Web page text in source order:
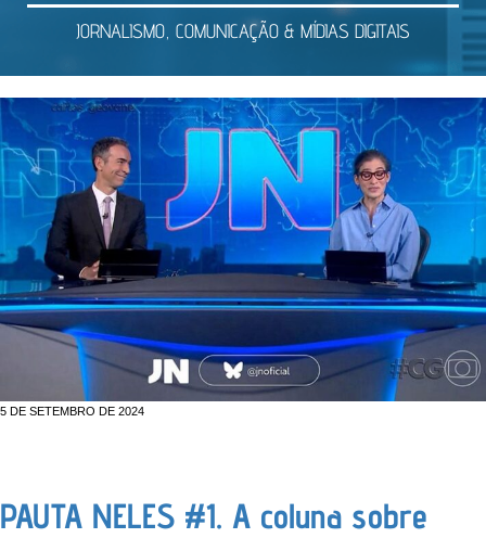
JORNALISMO, COMUNICAÇÃO & MÍDIAS DIGITAIS
5 DE SETEMBRO DE 2024
PAUTA NELES #1. A coluna sobre